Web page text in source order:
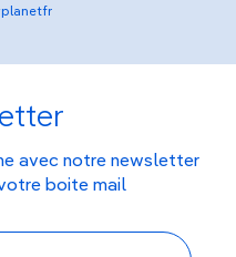
avec notre newsletter
boite mail